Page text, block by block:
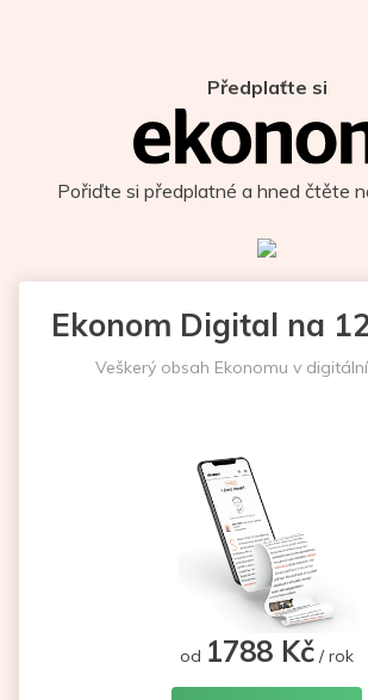
Předplaťte si
Pořiďte si předplatné a hned čtěte
Ekonom Digital na
Veškerý obsah Ekonomu v
od 1788 Kč / rok